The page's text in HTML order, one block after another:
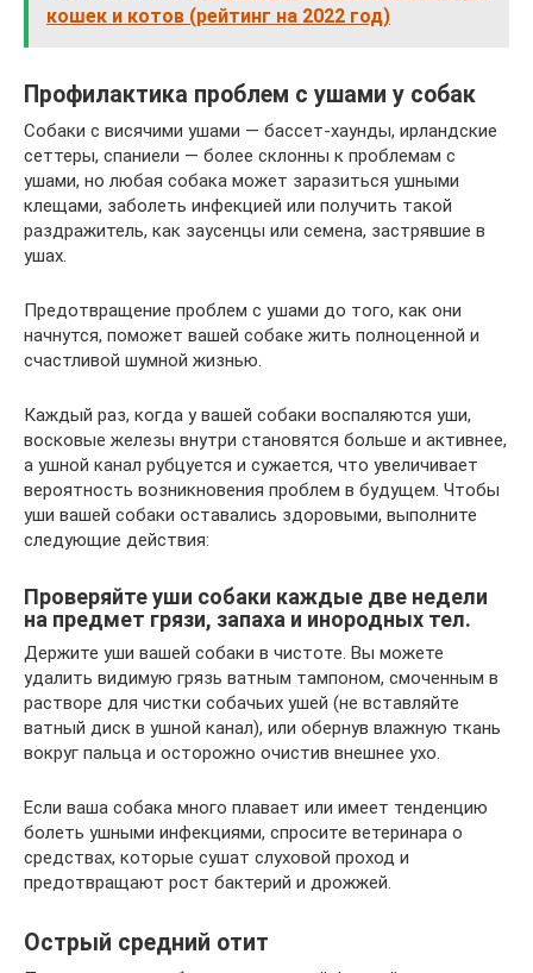
кошек и котов (рейтинг на 2022 год)
Профилактика проблем с ушами у собак
Собаки с висячими ушами — бассет-хаунды, ирландские
сеттеры, спаниели — более склонны к проблемам с
ушами, но любая собака может заразиться ушными
клещами, заболеть инфекцией или получить такой
раздражитель, как заусенцы или семена, застрявшие в
ушах.
Предотвращение проблем с ушами до того, как они
начнутся, поможет вашей собаке жить полноценной и
счастливой шумной жизнью.
Каждый раз, когда у вашей собаки воспаляются уши,
восковые железы внутри становятся больше и активнее,
а ушной канал рубцуется и сужается, что увеличивает
вероятность возникновения проблем в будущем. Чтобы
уши вашей собаки оставались здоровыми, выполните
следующие действия:
Проверяйте уши собаки каждые две недели
на предмет грязи, запаха и инородных тел.
Держите уши вашей собаки в чистоте. Вы можете
удалить видимую грязь ватным тампоном, смоченным в
растворе для чистки собачьих ушей (не вставляйте
ватный диск в ушной канал), или обернув влажную ткань
вокруг пальца и осторожно очистив внешнее ухо.
Если ваша собака много плавает или имеет тенденцию
болеть ушными инфекциями, спросите ветеринара о
средствах, которые сушат слуховой проход и
предотвращают рост бактерий и дрожжей.
Острый средний отит